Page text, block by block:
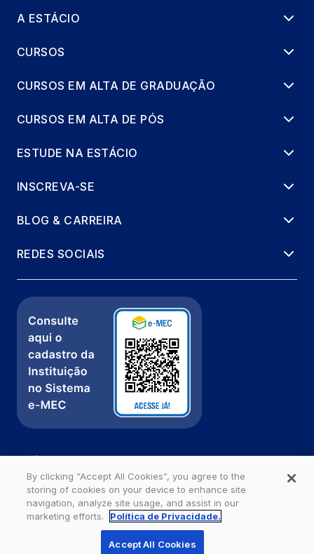
A ESTÁCIO
CURSOS
CURSOS EM ALTA DE GRADUAÇÃO
CURSOS EM ALTA DE PÓS
ESTUDE NA ESTÁCIO
INSCREVA-SE
BLOG & CARREIRA
REDES SOCIAIS
Política de Privacidade
Fale com a gente
Ouvidoria
Estácio - Todos os direitos reservados
By clicking “Accept All Cookies”, you agree to the
storing of cookies on your device to enhance site
navigation, analyze site usage, and assist in our
marketing efforts.
Política de Privacidade.
Accept All Cookies